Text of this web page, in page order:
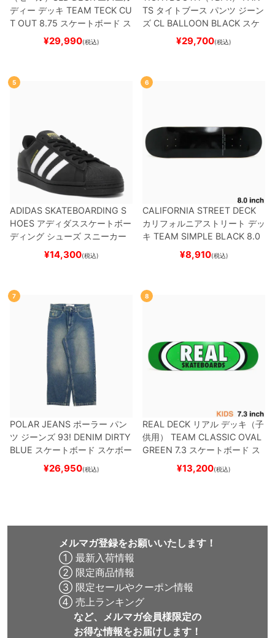
ディー デッキ TEAM TECK CU
T OUT 8.75 スケートボード ス
¥29,990(税込)
TS タイトブース パンツ ジーン
ズ CL BALLOON BLACK スケ
ートボード スケボー
¥29,700(税込)
5
ADIDAS SKATEBOARDING S
HOES アディダススケートボー
ディング シューズ スニーカー
スーパースター SUPERSTAR A
BLACK/WHITE/WHITE
ー
¥14,300(税込)
6
CALIFORNIA STREET DECK
カリフォルニアストリート デッ
キ TEAM SIMPLE BLACK 8.0
ブランク（BBS / GENERATO
スケートボード スケボー
¥8,910(税込)
7
POLAR JEANS ポーラー パン
ツ ジーンズ 93! DENIM DIRTY
BLUE スケートボード スケボー
¥26,950(税込)
8
REAL DECK リアル デッキ（子
供用）
TEAM CLASSIC OVAL
GREEN 7.3 スケートボード ス
¥13,200(税込)
メルマガ登録をお願いいたします！
① 最新入荷情報
② 限定商品情報
③ 限定セールやクーポン情報
④ 売上ランキング
など、メルマガ会員様限定の
お得な情報をお届けします！